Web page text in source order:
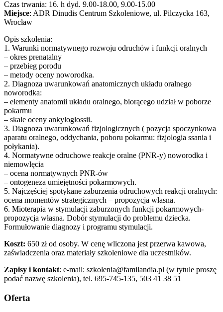
Czas trwania: 16. h dyd. 9.00-18.00, 9.00-15.00
Miejsce: ADR Dinudis Centrum Szkoleniowe, ul. Pilczycka 163,
Wrocław
Opis szkolenia:
1. Warunki normatywnego rozwoju odruchów i funkcji oralnych
– okres prenatalny
– przebieg porodu
– metody oceny noworodka.
2. Diagnoza uwarunkowań anatomicznych układu oralnego
noworodka:
– elementy anatomii układu oralnego, biorącego udział w poborze
pokarmu
– skale oceny ankyloglossii.
3. Diagnoza uwarunkowań fizjologicznych ( pozycja spoczynkowa
aparatu oralnego, oddychania, poboru pokarmu: fizjologia ssania i
połykania).
4. Normatywne odruchowe reakcje oralne (PNR-y) noworodka i
niemowlęcia
– ocena normatywnych PNR-ów
– ontogeneza umiejętności pokarmowych.
5. Najczęściej spotykane zaburzenia odruchowych reakcji oralnych:
ocena momentów strategicznych – propozycja własna.
6. Mioterapia w stymulacji zaburzonych funkcji pokarmowych-
propozycja własna. Dobór stymulacji do problemu dziecka.
Formułowanie diagnozy i programu stymulacji.
Koszt: 650 zł od osoby. W cenę wliczona jest przerwa kawowa,
zaświadczenia oraz materiały szkoleniowe dla uczestników.
Zapisy i kontakt: e-mail: szkolenia@familandia.pl (w tytule proszę
podać nazwę szkolenia), tel. 695-745-135, 503 41 38 51
Oferta